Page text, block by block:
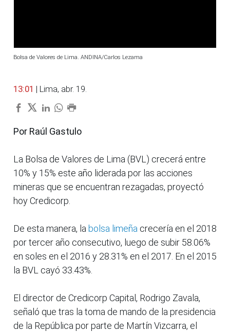
Bolsa de Valores de Lima. ANDINA/Carlos Lezama
13:01 | Lima, abr. 19.
Por Raúl Gastulo
La Bolsa de Valores de Lima (BVL) crecerá entre
10% y 15% este año liderada por las acciones
mineras que se encuentran rezagadas, proyectó
hoy Credicorp.
De esta manera, la bolsa limeña crecería en el 2018
por tercer año consecutivo, luego de subir 58.06%
en soles en el 2016 y 28.31% en el 2017. En el 2015
la BVL cayó 33.43%.
El director de Credicorp Capital, Rodrigo Zavala,
señaló que tras la toma de mando de la presidencia
de la República por parte de Martín Vizcarra, el